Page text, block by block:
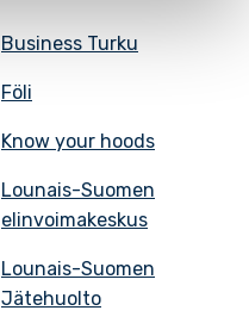
Business Turku
Föli
Know your hoods
Lounais-Suomen
elinvoimakeskus
Lounais-Suomen
Jätehuolto